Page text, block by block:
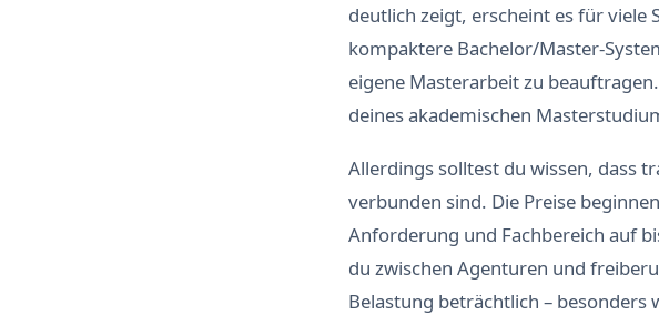
deutlich zeigt, erscheint es für viele
kompaktere Bachelor/Master-
eigene Masterarbeit zu
deines akademischen
Allerdings solltest du wissen, dass
verbunden sind. Die Preise
Anforderung und Fachbereich auf
du zwischen Agenturen und
Belastung beträchtlich – besonders